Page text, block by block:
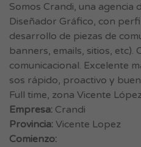
Somos Crandi, una agencia
Diseñador Gráfico, con
desarrollo de piezas de
banners, emails, sitios, etc).
comunicacional. Excelente
sos rápido, proactivo y
Full time, zona Vicente
Empresa: Crandi
Provincia: Vicente Lopez
Comienzo: